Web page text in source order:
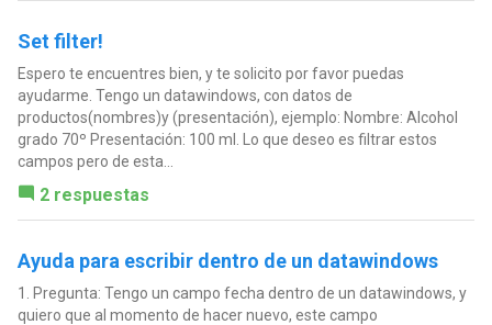
Set filter!
Espero te encuentres bien, y te solicito por favor puedas
ayudarme. Tengo un datawindows, con datos de
productos(nombres)y (presentación), ejemplo: Nombre: Alcohol
grado 70º Presentación: 100 ml. Lo que deseo es filtrar estos
campos pero de esta...
2 respuestas
Ayuda para escribir dentro de un datawindows
1. Pregunta: Tengo un campo fecha dentro de un datawindows, y
quiero que al momento de hacer nuevo, este campo